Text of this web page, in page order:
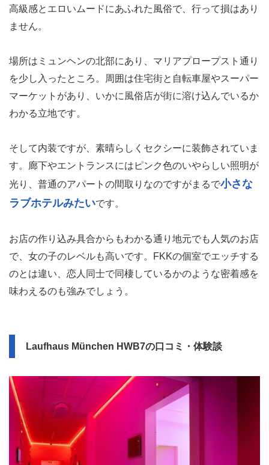
高級感とエロいムードにあふれた風俗で、行って損はあり
ません。
場所はミュンヘンの北部にあり、マリアプロープスト通り
を少し入ったところ。周囲は住宅街と自転車屋やスーパー
マーケットがあり、いかに風俗店が街に溶け込んでいるか
わかる立地です。
そして内装ですが、素晴らしくセクシーに装飾されていま
す。廊下やエントランスにはピンク色のいやらしい照明が
光り、普通のアパートの間取りなのですがまるで小さな
ラブホテルみたいです。
お店の作り込み具合からもわかる通り地元でも人気のお店
で、女の子のレベルも高いです。FKKの個室でエッチする
のとは違い、恋人同士で同棲しているかのような密着感を
味わえるのも強みでしょう。
Laufhaus München HWB7の口コミ・体験談